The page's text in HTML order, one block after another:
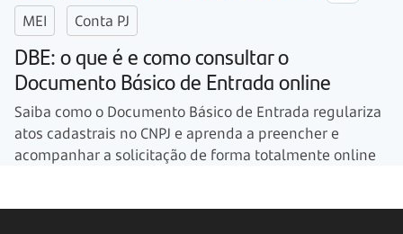
MEI Conta PJ
DBE: o que é e como consultar o
Documento Básico de Entrada online
Saiba como o Documento Básico de Entrada regulariza
atos cadastrais no CNPJ e aprenda a preencher e
acompanhar a solicitação de forma totalmente online